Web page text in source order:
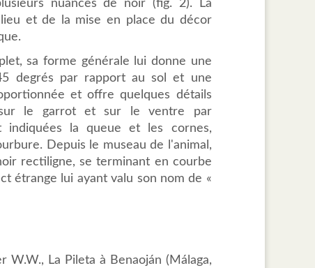
nuances de noir (fig. 2). La
et de la mise en place du décor
sa forme générale lui donne une
degrés par rapport au sol et une
et offre quelques détails
le garrot et sur le ventre par
indiquées la queue et les cornes,
Depuis le museau de l'animal,
rectiligne, se terminant en courbe
étrange lui ayant valu son nom de «
La Pileta à Benaoján (Málaga,